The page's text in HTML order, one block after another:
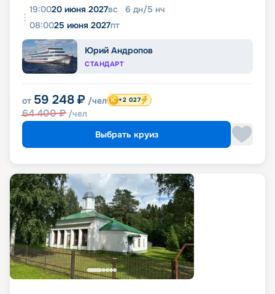
19:0020 июня 2027вс 6 дн/5 нч
08:0025 июня 2027пт
Юрий Андропов
СТАНДАРТ
от 59 248 ₽ /чел
64 400₽ /чел
+2 027
Выбрать круиз